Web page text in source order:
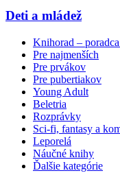
Deti a mládež
Knihorad –
Pre najmenších
Pre prvákov
Pre pubertiakov
Young Adult
Beletria
Rozprávky
Sci-fi, fantasy a
Leporelá
Náučné knihy
Ďalšie kategórie